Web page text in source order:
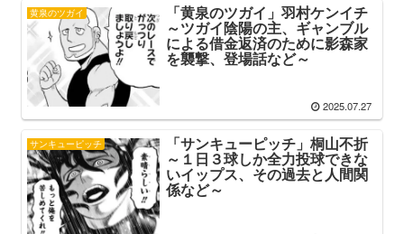
黄泉のツガイ 「黄泉のツガイ」羽村ケンイチ
～ツガイ陰陽の主、ギャンブル
による借金返済のために影森家
を襲撃、登場話など～
2025.07.27
サンキューピッチ 「サンキューピッチ」桐山不折
～１日３球しか全力投球できな
いイップス、その過去と人間関
係など～